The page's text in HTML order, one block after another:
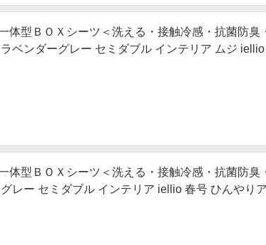
体型ＢＯＸシーツ＜洗える・接触冷感・抗菌防臭
ベンダーグレー セミダブル インテリア ムジ
,お薦め商品,ロングセラー,新色追加,動画あり
体型ＢＯＸシーツ＜洗える・接触冷感・抗菌防臭
レー セミダブル インテリア iellio 春号 ひんやり
セラー,新色追加,動画あり